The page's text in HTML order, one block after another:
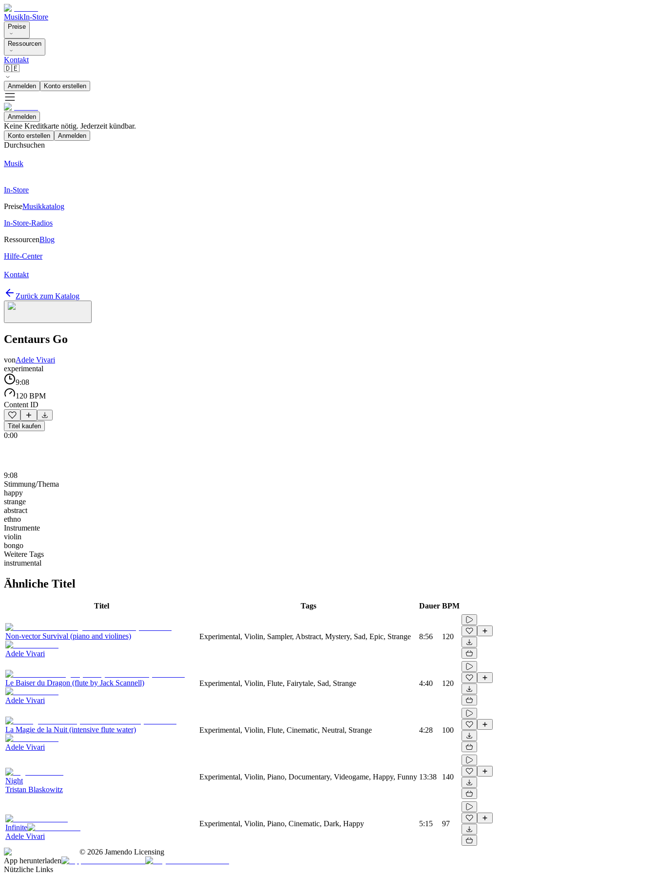
MusikIn-Store
Preise
Ressourcen
Kontakt
🇩🇪
Anmelden Konto erstellen
Anmelden
Keine Kreditkarte nötig. Jederzeit kündbar.
Konto erstellen Anmelden
Durchsuchen
Musik
In-Store
PreiseMusikkatalog
In-Store-Radios
RessourcenBlog
Hilfe-Center
Kontakt
Zurück zum Katalog
Centaurs Go
vonAdele Vivari
experimental
9:08
120 BPM
Content ID
Titel kaufen
0:00
9:08
Stimmung/Thema
happy
strange
abstract
ethno
Instrumente
violin
bongo
Weitere Tags
instrumental
Ähnliche Titel
Titel Tags Dauer BPM
Non-vector Survival (piano and violines)
Adele Vivari
Experimental, Violin, Sampler, Abstract, Mystery, Sad, Epic, Strange 8:56 120
Le Baiser du Dragon (flute by Jack Scannell)
Adele Vivari
Experimental, Violin, Flute, Fairytale, Sad, Strange 4:40 120
La Magie de la Nuit (intensive flute water)
Adele Vivari
Experimental, Violin, Flute, Cinematic, Neutral, Strange 4:28 100
Night
Tristan Blaskowitz
Experimental, Violin, Piano, Documentary, Videogame, Happy, Funny 13:38 140
Infinite
Adele Vivari
Experimental, Violin, Piano, Cinematic, Dark, Happy 5:15 97
© 2026 Jamendo Licensing
App herunterladen
Nützliche Links